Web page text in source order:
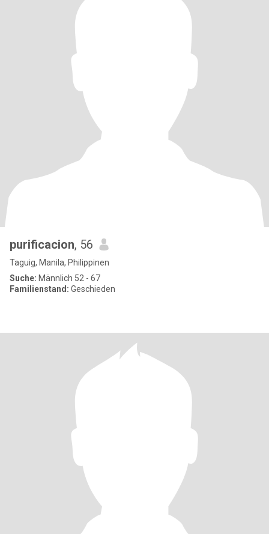
purificacion, 56
Taguig, Manila, Philippinen
Suche: Männlich 52 - 67
Familienstand: Geschieden